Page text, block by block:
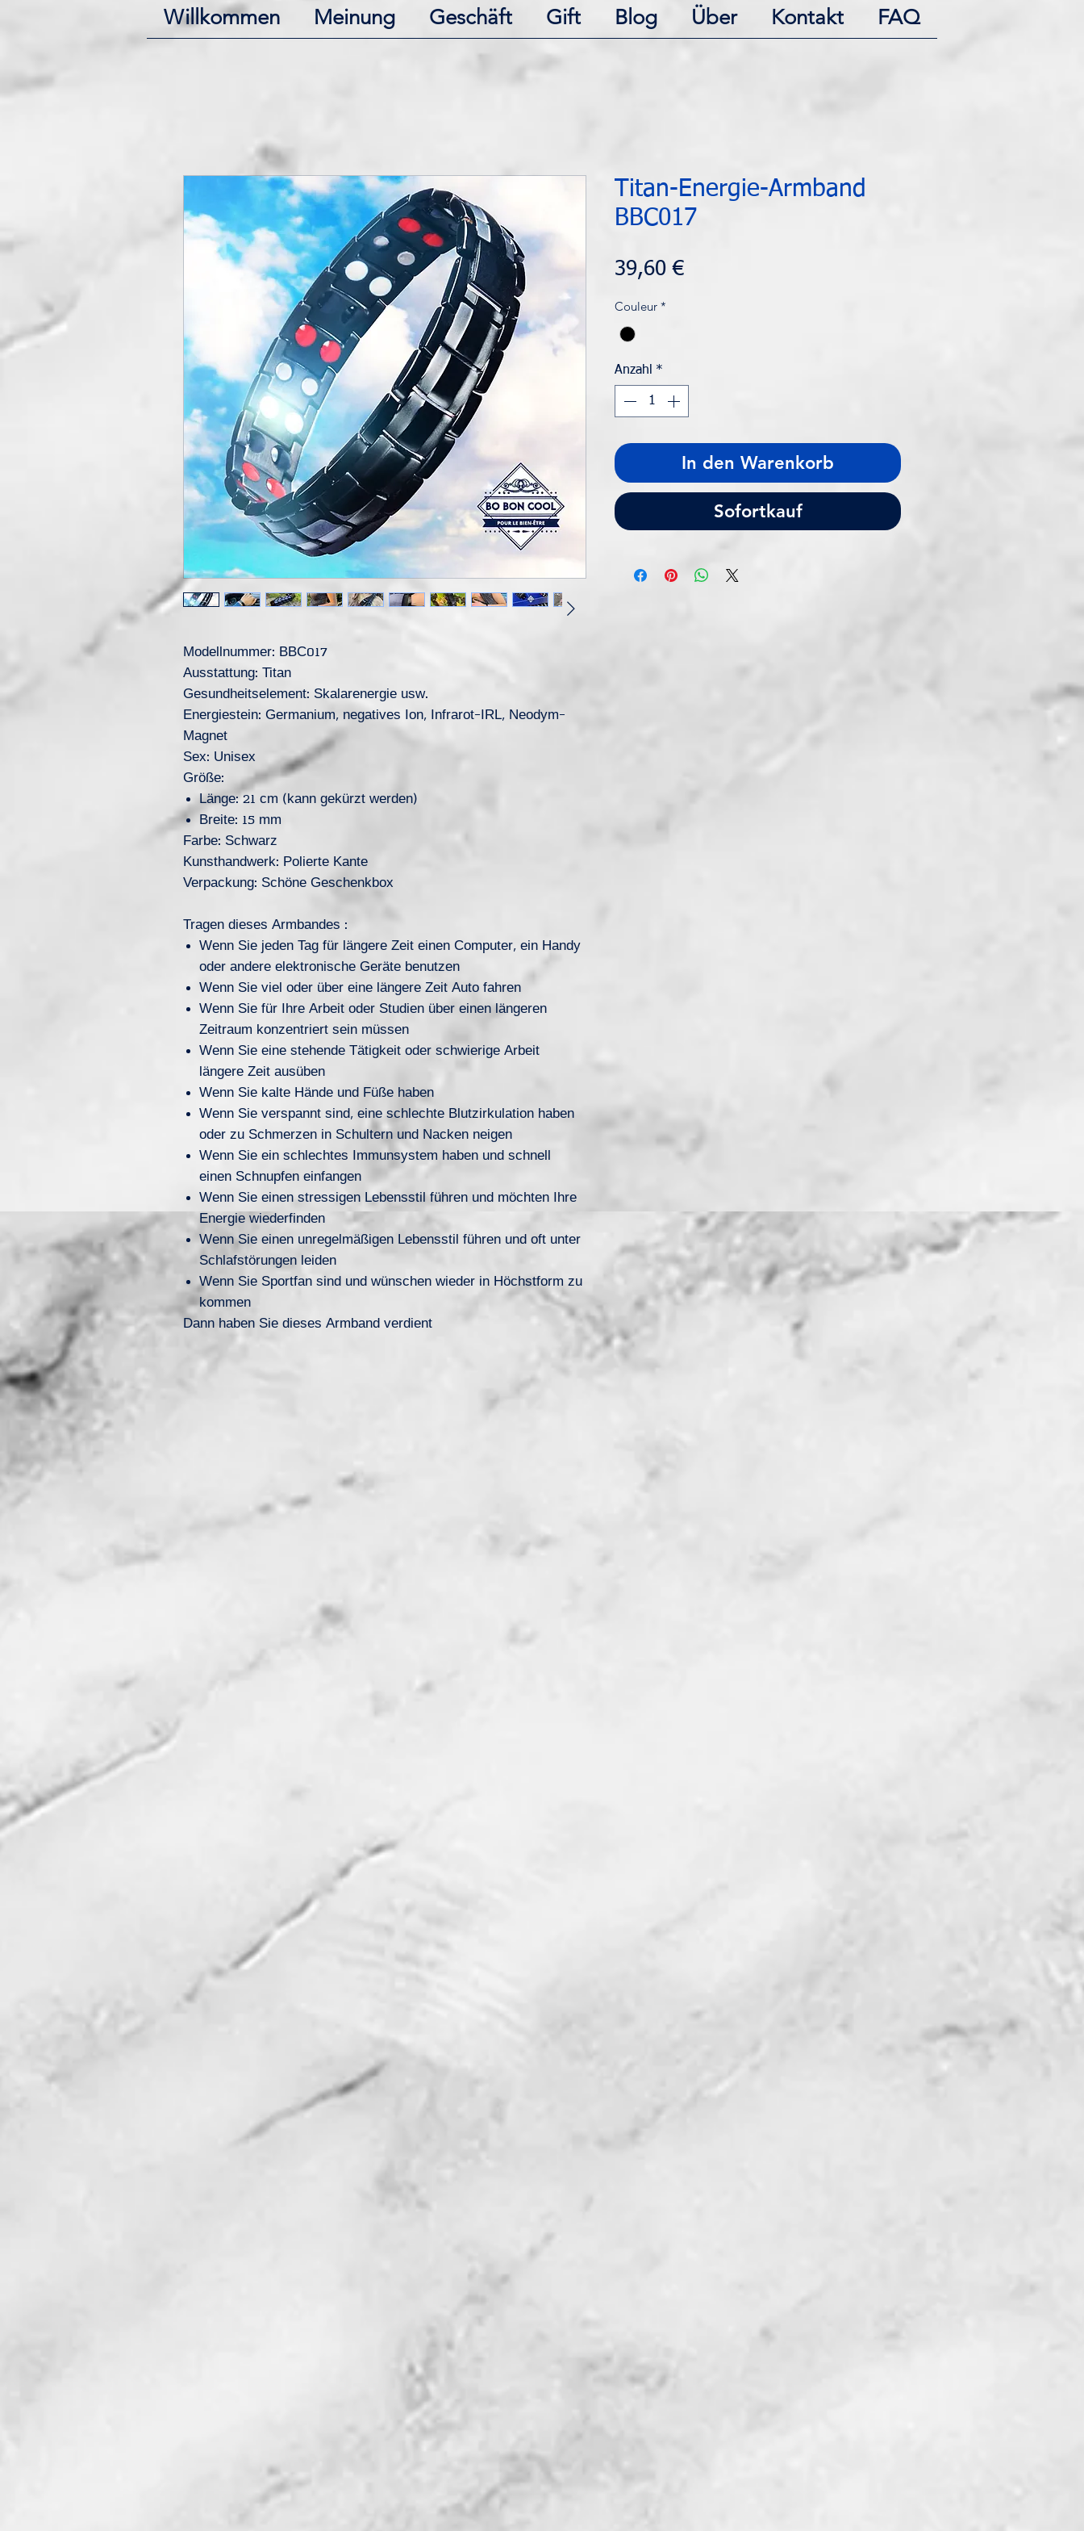
Willkommen Meinung Geschäft Gift Blog Über Kontakt FAQ
Modellnummer: BBC017
Ausstattung: Titan
Gesundheitselement: Skalarenergie usw.
Energiestein: Germanium, negatives Ion, Infrarot-IRL, Neodym-
Magnet
Sex: Unisex
Größe:
Länge: 21 cm (kann gekürzt werden)
Breite: 15 mm
Farbe: Schwarz
Kunsthandwerk: Polierte Kante
Verpackung: Schöne Geschenkbox
Tragen dieses Armbandes :
Wenn Sie jeden Tag für längere Zeit einen Computer, ein Handy
oder andere elektronische Geräte benutzen
Wenn Sie viel oder über eine längere Zeit Auto fahren
Wenn Sie für Ihre Arbeit oder Studien über einen längeren
Zeitraum konzentriert sein müssen
Wenn Sie eine stehende Tätigkeit oder schwierige Arbeit
längere Zeit ausüben
Wenn Sie kalte Hände und Füße haben
Wenn Sie verspannt sind, eine schlechte Blutzirkulation haben
oder zu Schmerzen in Schultern und Nacken neigen
Wenn Sie ein schlechtes Immunsystem haben und schnell
einen Schnupfen einfangen
Wenn Sie einen stressigen Lebensstil führen und möchten Ihre
Energie wiederfinden
Wenn Sie einen unregelmäßigen Lebensstil führen und oft unter
Schlafstörungen leiden
Wenn Sie Sportfan sind und wünschen wieder in Höchstform zu
kommen
Dann haben Sie dieses Armband verdient
Titan-Energie-Armband
BBC017
39,60 €Preis
Couleur *
Anzahl *
In den Warenkorb
Sofortkauf